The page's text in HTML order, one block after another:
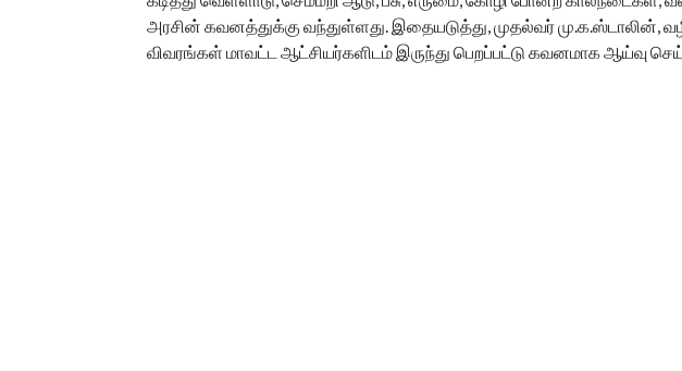
அரசின் கவனத்துக்கு வந்துள்ளது. இதையடுத்து, முதல்வர் மு.க.ஸ்டாலின்,
விவரங்கள் மாவட்ட ஆட்சியர்களிடம் இருந்து பெறப்பட்டு கவனமாக ஆய்வு